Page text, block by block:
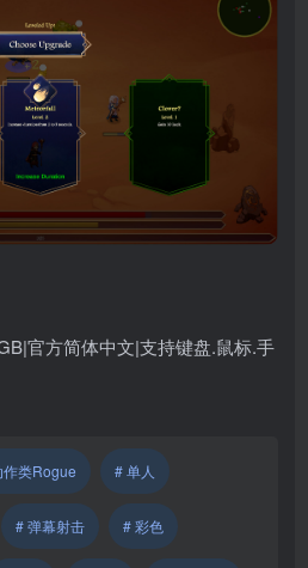
官方简体中文|支持键盘.鼠标.手
作类Rogue # 单人
# 弹幕射击 # 彩色